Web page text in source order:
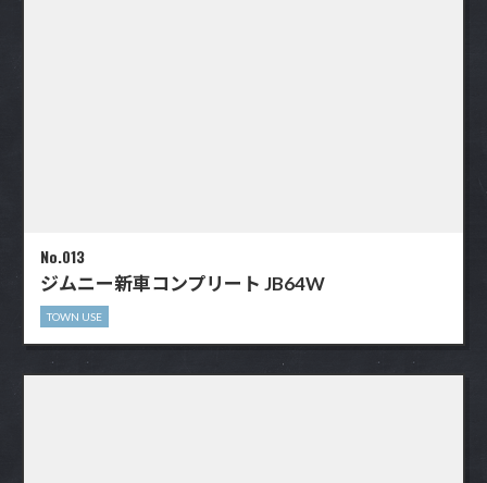
No.013
ジムニー新車コンプリート JB64W
TOWN USE